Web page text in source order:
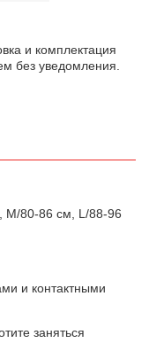
и комплектация
без уведомления.
М/80-86 см, L/88-96
и контактными
заняться